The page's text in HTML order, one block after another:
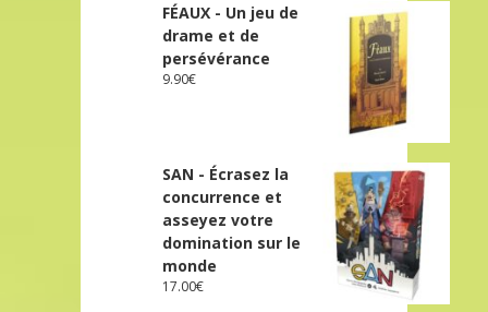
FÉAUX - Un jeu de
drame et de
persévérance
9.90€
SAN - Écrasez la
concurrence et
asseyez votre
domination sur le
monde
17.00€